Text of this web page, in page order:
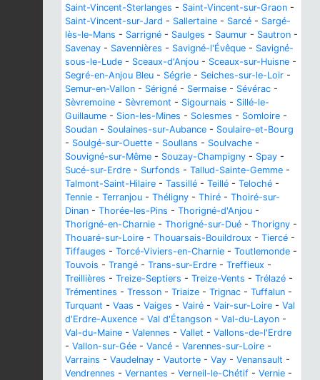
Saint-Vincent-Sterlanges - Saint-Vincent-sur-Graon -
Saint-Vincent-sur-Jard - Sallertaine - Sarcé - Sargé-
lès-le-Mans - Sarrigné - Saulges - Saumur - Sautron -
Savenay - Savennières - Savigné-l'Évêque - Savigné-
sous-le-Lude - Sceaux-d'Anjou - Sceaux-sur-Huisne -
Segré-en-Anjou Bleu - Ségrie - Seiches-sur-le-Loir -
Semur-en-Vallon - Sérigné - Sermaise - Sévérac -
Sèvremoine - Sèvremont - Sigournais - Sillé-le-
Guillaume - Sion-les-Mines - Solesmes - Somloire -
Soudan - Soulaines-sur-Aubance - Soulaire-et-Bourg
- Soulgé-sur-Ouette - Soullans - Soulvache -
Souvigné-sur-Même - Souzay-Champigny - Spay -
Sucé-sur-Erdre - Surfonds - Tallud-Sainte-Gemme -
Talmont-Saint-Hilaire - Tassillé - Teillé - Teloché -
Tennie - Terranjou - Théligny - Thiré - Thoiré-sur-
Dinan - Thorée-les-Pins - Thorigné-d'Anjou -
Thorigné-en-Charnie - Thorigné-sur-Dué - Thorigny -
Thouaré-sur-Loire - Thouarsais-Bouildroux - Tiercé -
Tiffauges - Torcé-Viviers-en-Charnie - Toutlemonde -
Touvois - Trangé - Trans-sur-Erdre - Treffieux -
Treillières - Treize-Septiers - Treize-Vents - Trélazé -
Trémentines - Tresson - Triaize - Trignac - Tuffalun -
Turquant - Vaas - Vaiges - Vairé - Vair-sur-Loire - Val
d'Erdre-Auxence - Val d'Étangson - Val-du-Layon -
Val-du-Maine - Valennes - Vallet - Vallons-de-l'Erdre
- Vallon-sur-Gée - Vancé - Varennes-sur-Loire -
Varrains - Vaudelnay - Vautorte - Vay - Venansault -
Vendrennes - Vernantes - Verneil-le-Chétif - Vernie -